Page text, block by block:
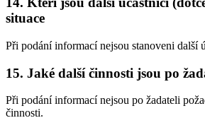
situace
Při podání informací nejsou stanoveni další
15. Jaké další činnosti jsou po
Při podání informací nejsou po žadateli
činnosti.